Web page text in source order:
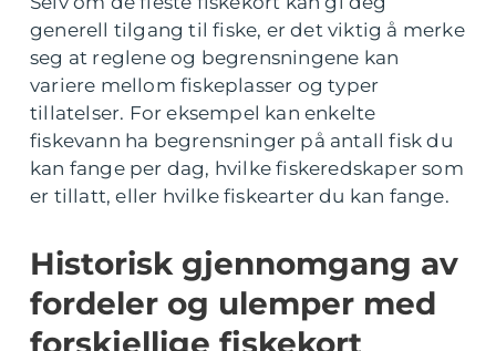
generell tilgang til fiske, er det viktig å merke
seg at reglene og begrensningene kan
variere mellom fiskeplasser og typer
tillatelser. For eksempel kan enkelte
fiskevann ha begrensninger på antall fisk du
kan fange per dag, hvilke fiskeredskaper som
er tillatt, eller hvilke fiskearter du kan fange.
Historisk gjennomgang av
fordeler og ulemper med
forskjellige fiskekort